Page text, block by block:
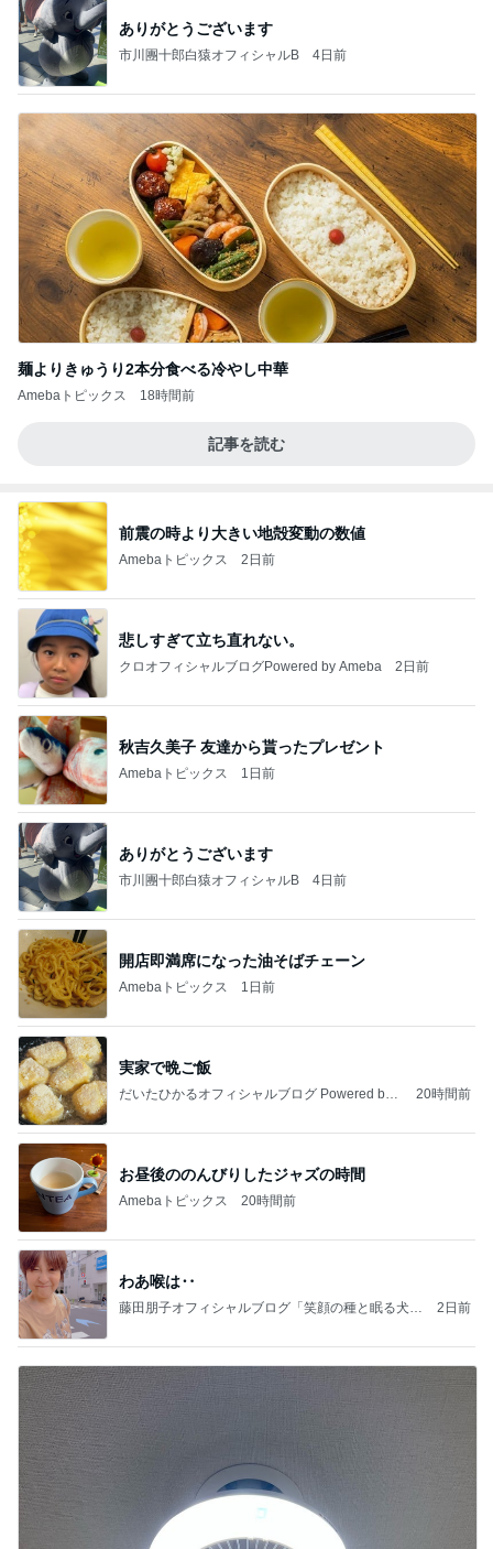
ありがとうございます
市川團十郎白猿オフィシャルB 4日前
麺よりきゅうり2本分食べる冷やし中華
Amebaトピックス 18時間前
記事を読む
前震の時より大きい地殻変動の数値
Amebaトピックス 2日前
悲しすぎて立ち直れない。
クロオフィシャルブログPowered by Ameba 2日前
秋吉久美子 友達から貰ったプレゼント
Amebaトピックス 1日前
ありがとうございます
市川團十郎白猿オフィシャルB 4日前
開店即満席になった油そばチェーン
Amebaトピックス 1日前
実家で晩ご飯
だいたひかるオフィシャルブログ Powered by
20時間前
お昼後ののんびりしたジャズの時間
Amebaトピックス 20時間前
わあ喉は‥
藤田朋子オフィシャルブログ「笑顔の種と眠る犬」
2日前